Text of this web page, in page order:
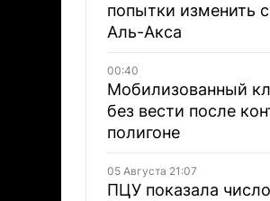
попытки изменить
Аль-Акса
00:40
Мобилизованный
без вести после
полигоне
05 Августа 21:07
ПЦУ показала